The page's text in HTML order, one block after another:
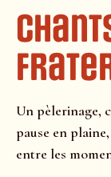
Un pèlerinage,
pause en
entre les